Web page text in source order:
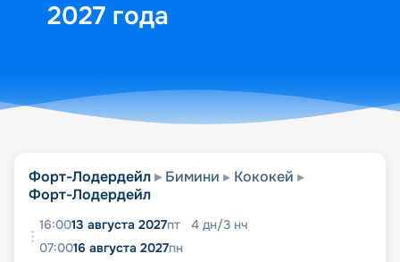
2027 года
Форт-Лодердейл Бимини
Кококей
Форт-Лодердейл
16:0013 августа 2027пт 4 дн/3 нч
07:0016 августа 2027пн